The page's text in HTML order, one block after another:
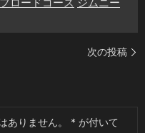
次の投稿
ありません。 * が付いて